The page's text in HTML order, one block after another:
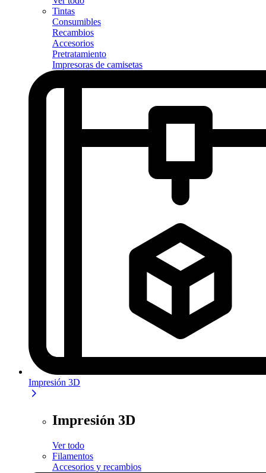
Tintas
Consumibles
Recambios
Accesorios
Pretratamiento
Impresoras de camisetas
Impresión 3D
Impresión 3D
Ver todo
Filamentos
Accesorios y recambios